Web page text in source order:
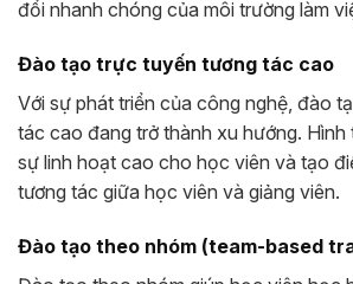
đổi nhanh chóng của môi trường làm
Đào tạo trực tuyến tương tác cao
Với sự phát triển của công nghệ, đào
tác cao đang trở thành xu hướng. Hình
sự linh hoạt cao cho học viên và tạo
tương tác giữa học viên và giảng viên.
Đào tạo theo nhóm (team-based